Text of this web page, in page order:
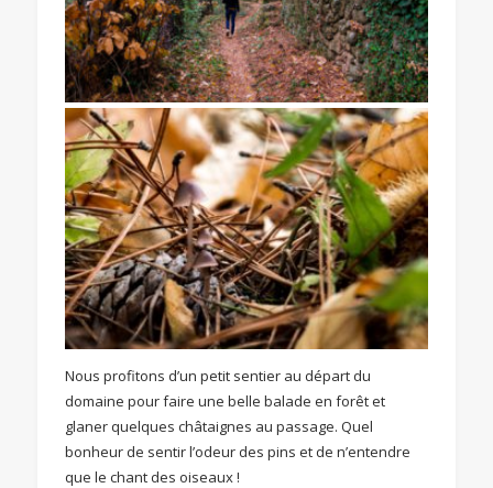
Nous profitons d’un petit sentier au départ du
domaine pour faire une belle balade en forêt et
glaner quelques châtaignes au passage. Quel
bonheur de sentir l’odeur des pins et de n’entendre
que le chant des oiseaux !